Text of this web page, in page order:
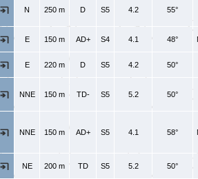
N 250 m D S5 4.2 55°
E 150 m AD+ S4 4.1 48°
E 220 m D S5 4.2 50°
NNE 150 m TD- S5 5.2 50°
NNE 150 m AD+ S5 4.1 58°
NE 200 m TD S5 5.2 50°